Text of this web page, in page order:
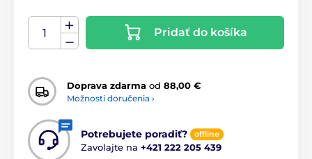
Pridať do košíka
Doprava zdarma od 88,00 €
Možnosti doručenia ›
Potrebujete poradiť? offline
Zavolajte na +421 222 205 439